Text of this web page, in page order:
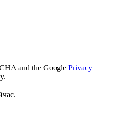
and the Google Privacy